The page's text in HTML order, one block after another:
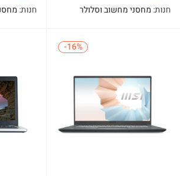
חנות: מחסני מחשוב וסלולר חנות:
-16%